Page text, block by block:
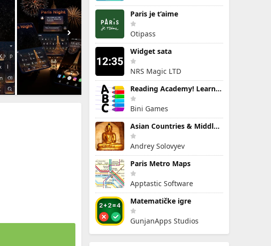
Paris je t’aime
Otipass
Widget sata
NRS Magic LTD
Reading Academy! Learn to Read
Bini Games
Asian Countries & Middle East
Andrey Solovyev
Paris Metro Maps
Apptastic Software
Matematičke igre
GunjanApps Studios